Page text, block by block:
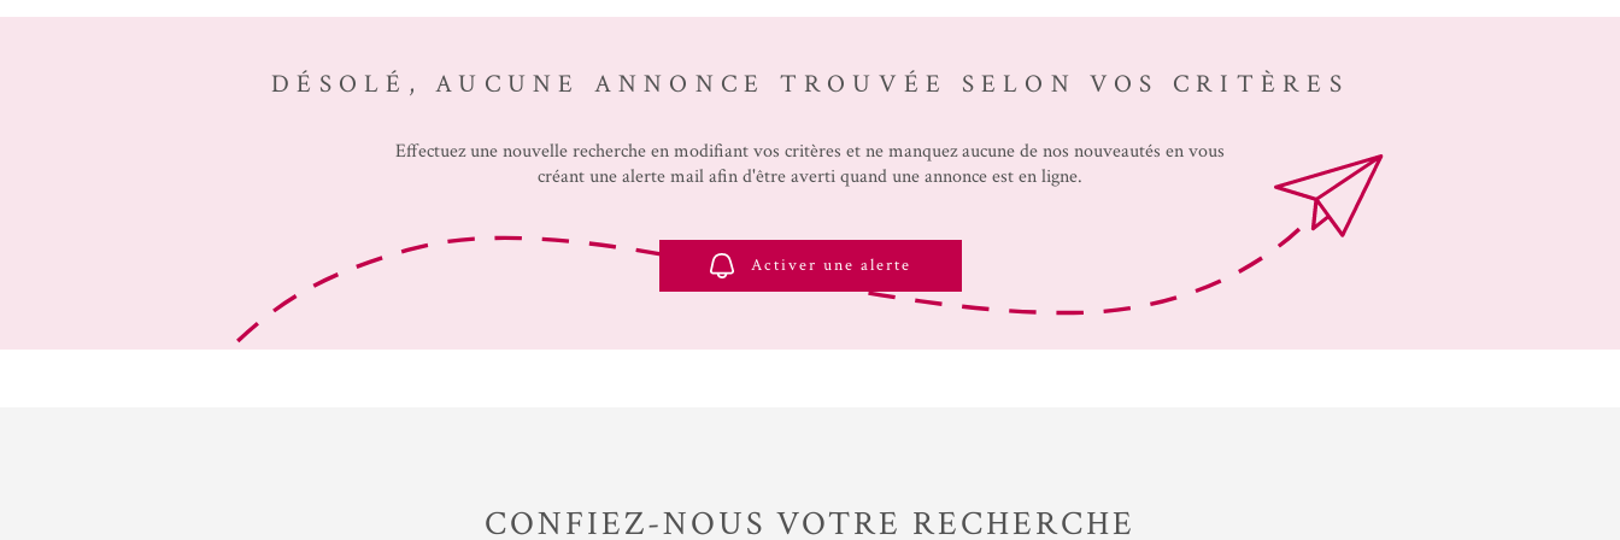
DÉSOLÉ, AUCUNE ANNONCE TROUVÉE SELON VOS CRITÈRES
Effectuez une nouvelle recherche en modifiant vos critères et ne manquez aucune de nos nouveautés en vous
créant une alerte mail afin d'être averti quand une annonce est en ligne.
Activer une alerte
CONFIEZ-NOUS VOTRE RECHERCHE